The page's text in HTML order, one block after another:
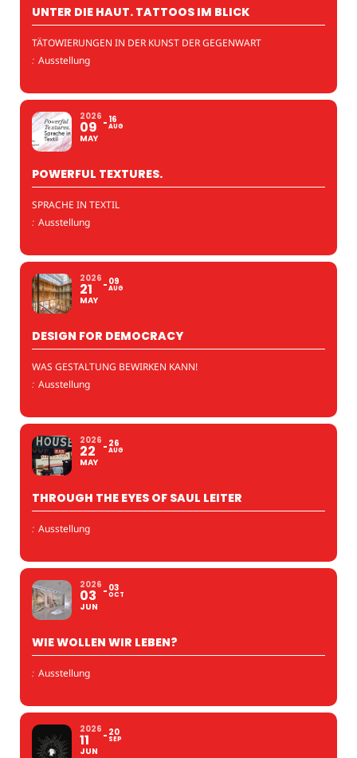
UNTER DIE HAUT. TATTOOS IM BLICK
TÄTOWIERUNGEN IN DER KUNST DER GEGENWART
: Ausstellung
2026
09
MAY
16
AUG
POWERFUL TEXTURES.
SPRACHE IN TEXTIL
: Ausstellung
2026
21
MAY
09
AUG
DESIGN FOR DEMOCRACY
WAS GESTALTUNG BEWIRKEN KANN!
: Ausstellung
2026
22
MAY
26
AUG
THROUGH THE EYES OF SAUL LEITER
: Ausstellung
2026
03
JUN
03
OCT
WIE WOLLEN WIR LEBEN?
: Ausstellung
2026
11
JUN
20
SEP